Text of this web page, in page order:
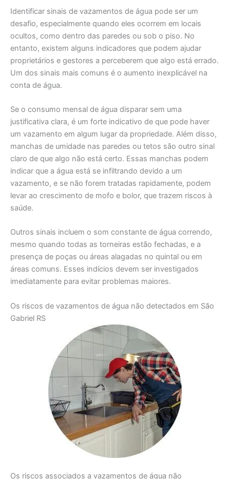
Identificar sinais de vazamentos de água pode ser um
desafio, especialmente quando eles ocorrem em locais
ocultos, como dentro das paredes ou sob o piso. No
entanto, existem alguns indicadores que podem ajudar
proprietários e gestores a perceberem que algo está errado.
Um dos sinais mais comuns é o aumento inexplicável na
conta de água.
Se o consumo mensal de água disparar sem uma
justificativa clara, é um forte indicativo de que pode haver
um vazamento em algum lugar da propriedade. Além disso,
manchas de umidade nas paredes ou tetos são outro sinal
claro de que algo não está certo. Essas manchas podem
indicar que a água está se infiltrando devido a um
vazamento, e se não forem tratadas rapidamente, podem
levar ao crescimento de mofo e bolor, que trazem riscos à
saúde.
Outros sinais incluem o som constante de água correndo,
mesmo quando todas as torneiras estão fechadas, e a
presença de poças ou áreas alagadas no quintal ou em
áreas comuns. Esses indícios devem ser investigados
imediatamente para evitar problemas maiores.
Os riscos de vazamentos de água não detectados em São
Gabriel RS
Os riscos associados a vazamentos de água não